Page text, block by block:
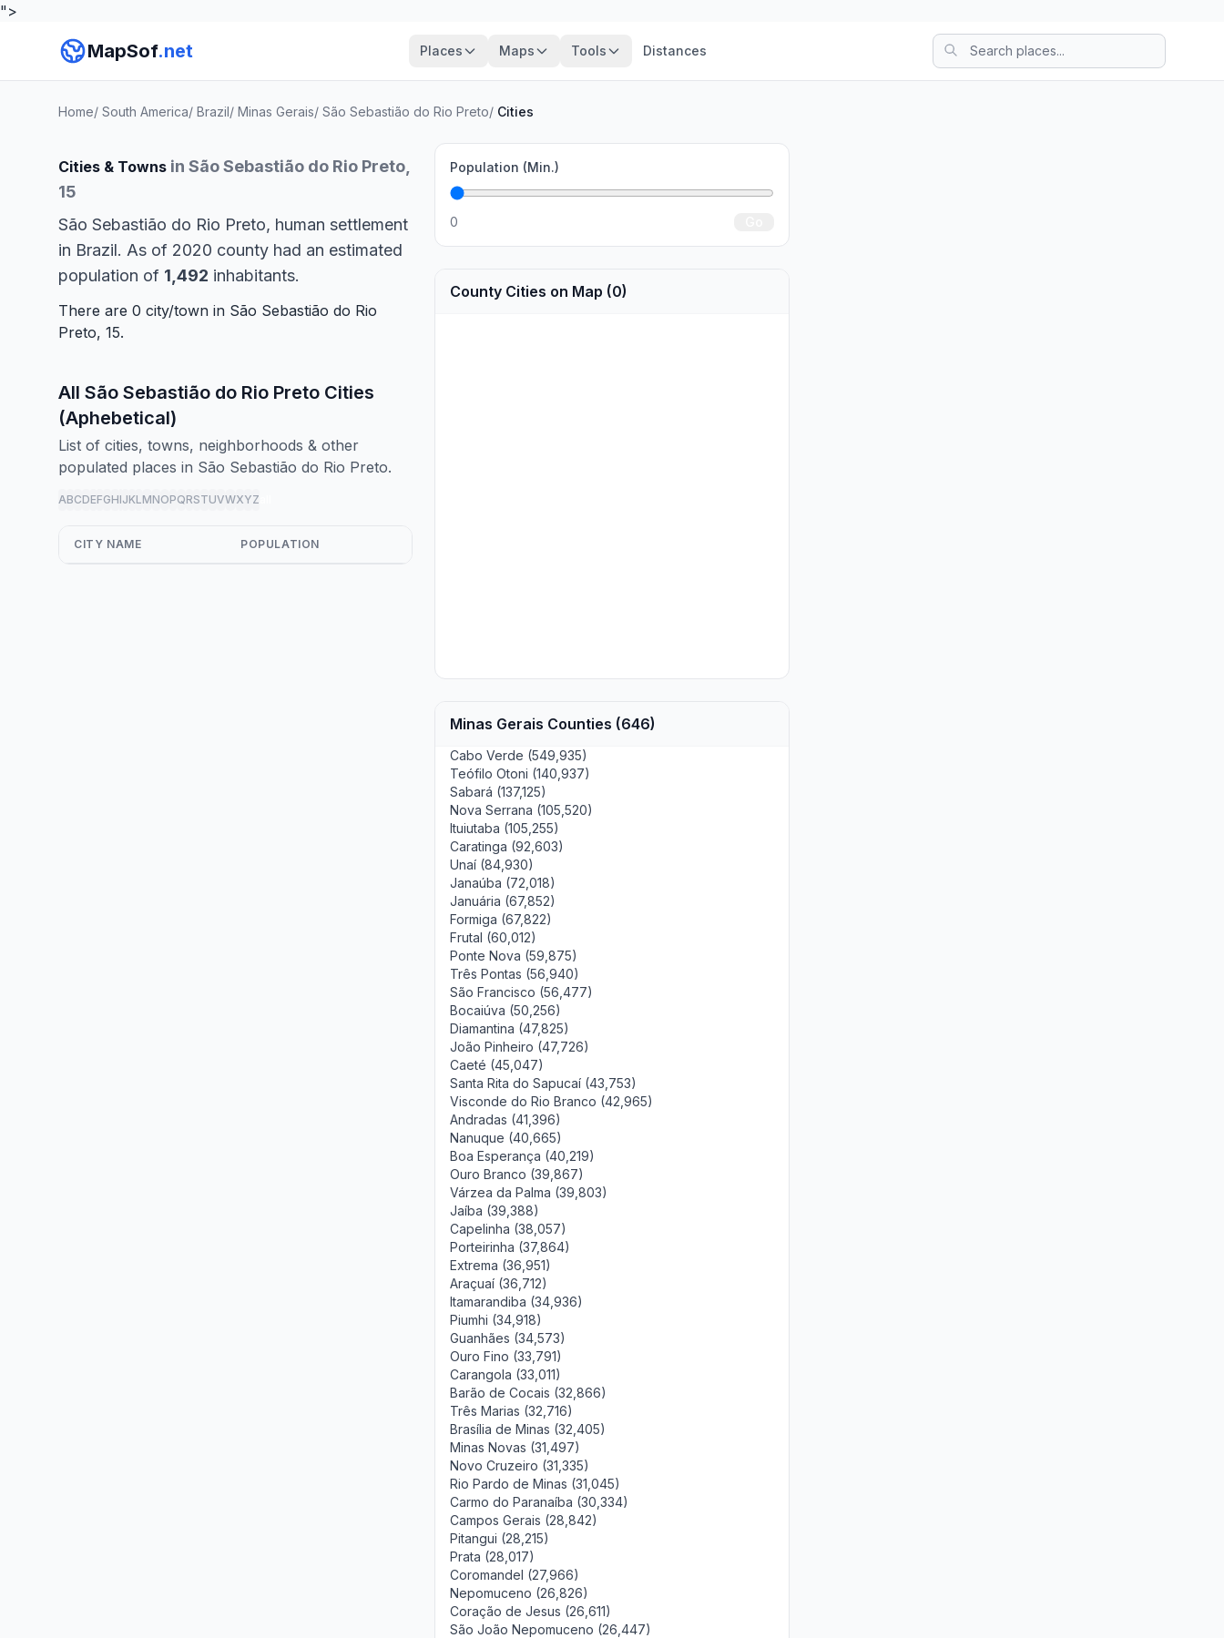
">
MapSof.net Places Maps Tools Distances
Home/ South America/ Brazil/ Minas Gerais/ São Sebastião do Rio Preto/ Cities
Cities & Towns in São Sebastião do Rio Preto,
15
São Sebastião do Rio Preto, human settlement
in Brazil. As of 2020 county had an estimated
population of 1,492 inhabitants.
There are 0 city/town in São Sebastião do Rio
Preto, 15.
All São Sebastião do Rio Preto Cities
(Aphebetical)
List of cities, towns, neighborhoods & other
populated places in São Sebastião do Rio Preto.
ABCDEFGHIJKLMNOPQRSTUVWXYZ
CITY NAME POPULATION
Population (Min.)
0
County Cities on Map (0)
Minas Gerais Counties (646)
Cabo Verde (549,935)
Teófilo Otoni (140,937)
Sabará (137,125)
Nova Serrana (105,520)
Ituiutaba (105,255)
Caratinga (92,603)
Unaí (84,930)
Janaúba (72,018)
Januária (67,852)
Formiga (67,822)
Frutal (60,012)
Ponte Nova (59,875)
Três Pontas (56,940)
São Francisco (56,477)
Bocaiúva (50,256)
Diamantina (47,825)
João Pinheiro (47,726)
Caeté (45,047)
Santa Rita do Sapucaí (43,753)
Visconde do Rio Branco (42,965)
Andradas (41,396)
Nanuque (40,665)
Boa Esperança (40,219)
Ouro Branco (39,867)
Várzea da Palma (39,803)
Jaíba (39,388)
Capelinha (38,057)
Porteirinha (37,864)
Extrema (36,951)
Araçuaí (36,712)
Itamarandiba (34,936)
Piumhi (34,918)
Guanhães (34,573)
Ouro Fino (33,791)
Carangola (33,011)
Barão de Cocais (32,866)
Três Marias (32,716)
Brasília de Minas (32,405)
Minas Novas (31,497)
Novo Cruzeiro (31,335)
Rio Pardo de Minas (31,045)
Carmo do Paranaíba (30,334)
Campos Gerais (28,842)
Pitangui (28,215)
Prata (28,017)
Coromandel (27,966)
Nepomuceno (26,826)
Coração de Jesus (26,611)
São João Nepomuceno (26,447)